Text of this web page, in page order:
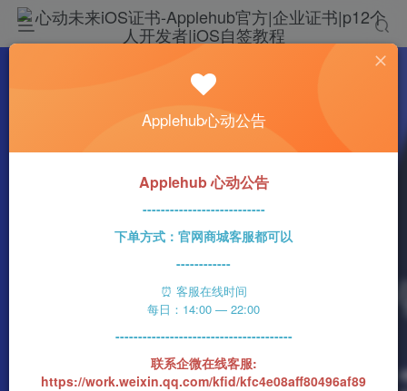
科技资讯
小米电视S系列发布新机 新增55和85英寸机型
418字 3分钟 2023-05-27 n1ght_Ra1n
66
该作者已发布400篇文章
Applehub心动公告
Applehub 心动公告
---------------------------
下单方式：官网商城客服都可以
------------
⏰ 客服在线时间
每日：14:00 — 22:00
---------------------------------------
联系企微在线客服:
https://work.weixin.qq.com/kfid/kfc4e08aff80496af89